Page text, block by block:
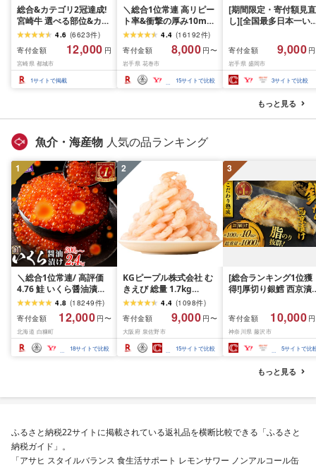
総合&カテゴリ2冠達成!
宮崎牛 選べる部位&カッ
ト (赤身&霜降り)or(赤身
のみ) 500g 1kg 2kg[発
送時期が選べる] 牛肉 焼
肉 すき焼き しゃぶしゃ
ぶ ステーキ ギフト お中
4.6 (6623件)
寄付金額
12,000 円
宮崎県 都城市
1サイトで掲載
＼総合1位常連 高リピー
ト率&衝撃の厚み10mm
厚切り牛タン 塩味/ ≪ス
ピード発送!!10営業日以
内発送≫ 選べる内容量
500g / 1kg 定期便 毎月
届く 牛肉 肉 BBQ ふるさ
と 人気 ランキング 岩手
4.4 (16192件)
寄付金額
8,000 円〜
岩手県 花巻市
15サイトで比較
[期間限定・寄付額見直
し][全国最多日本一い
1.5kg(150g×10個) い
て牛 × 岩中豚 ハンバー
グ 合挽き 合い挽き 黒
和牛 人気 冷凍 個包装
分け 冷凍 牛肉 豚肉 和
ビーフ ポーク はんば
ぐ 挽肉 お肉 ミンチ 肉
お弁当 hannba-gu ラ
寄付金額 9,000
岩手県 盛岡市
3サイトで比較
もっと見る
魚介・海産物 人気の品ランキング
1
＼総合1位常連/ 高評価
4.76 鮭 いくら醤油漬け
ふるさと納税 いくら
200g / 400g / 800g /
1.6kg / 2.4kg 200g パッ
ク[選べる容量] 醤油漬け
海鮮 イクラ 小分け ふる
さと ランキング 人気 ギ
4.8 (18249件)
寄付金額
12,000 円〜
北海道 白糠町
18サイトで比較
2
KGピープル株式会社 む
きえび 総量 1.7kg
(850g×2P) 特大 5Lサイ
ズ バナメイエビ バラ凍
結 下処理不要 サイズ不
揃い 訳あり
4.4 (1098件)
寄付金額
9,000 円〜
大阪府 泉佐野市
15サイトで比較
3
[総合ランキング1位獲
得!]厚切り銀鱈 西京漬
約 1,000g (約 100g ×
切) 西京味噌 西京みそ
噌漬け みそ 味噌 鮮魚
介 銀だら 銀ダラ ギン
ラ ぎんだら 鱈 タラ 魚
西京焼き 西京漬 西京
き 冷凍 厳選 鮮魚 漬け
礼品 おかず おつまみ
南 藤沢
寄付金額 10,000
神奈川県 藤沢市
5サイトで比
もっと見る
ふるさと納税22サイトに掲載されている返礼品を横断比較できる「ふるさと
納税ガイド」。
「アサヒ スタイルバランス 食生活サポート レモンサワー ノンアルコール缶